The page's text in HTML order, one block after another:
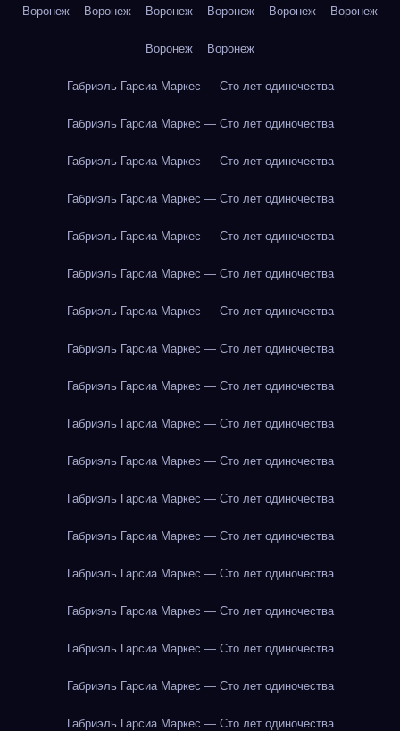
Воронеж Воронеж Воронеж Воронеж Воронеж Воронеж
Воронеж Воронеж
Габриэль Гарсиа Маркес — Сто лет одиночества
Габриэль Гарсиа Маркес — Сто лет одиночества
Габриэль Гарсиа Маркес — Сто лет одиночества
Габриэль Гарсиа Маркес — Сто лет одиночества
Габриэль Гарсиа Маркес — Сто лет одиночества
Габриэль Гарсиа Маркес — Сто лет одиночества
Габриэль Гарсиа Маркес — Сто лет одиночества
Габриэль Гарсиа Маркес — Сто лет одиночества
Габриэль Гарсиа Маркес — Сто лет одиночества
Габриэль Гарсиа Маркес — Сто лет одиночества
Габриэль Гарсиа Маркес — Сто лет одиночества
Габриэль Гарсиа Маркес — Сто лет одиночества
Габриэль Гарсиа Маркес — Сто лет одиночества
Габриэль Гарсиа Маркес — Сто лет одиночества
Габриэль Гарсиа Маркес — Сто лет одиночества
Габриэль Гарсиа Маркес — Сто лет одиночества
Габриэль Гарсиа Маркес — Сто лет одиночества
Габриэль Гарсиа Маркес — Сто лет одиночества